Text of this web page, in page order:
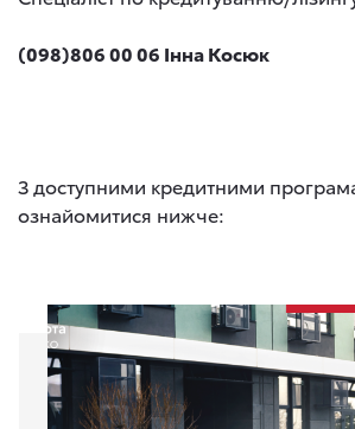
(098)806 00 06 Інна Косюк
З доступними кредитними
ознайомитися нижче: